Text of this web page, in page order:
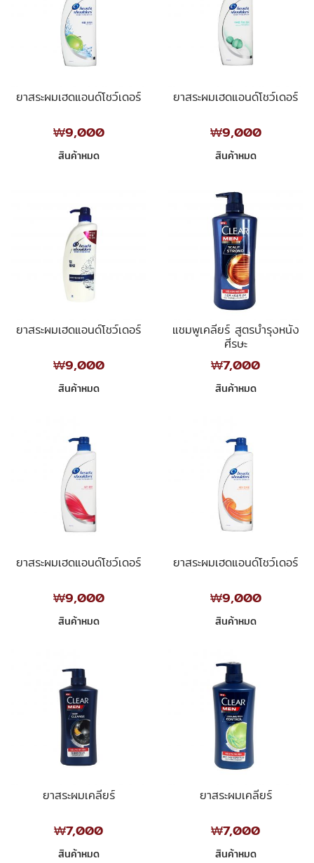
ยาสระผมเฮดแอนด์โชว์เดอร์
₩9,000
สินค้าหมด
ยาสระผมเฮดแอนด์โชว์เดอร์
₩9,000
สินค้าหมด
ยาสระผมเฮดแอนด์โชว์เดอร์
₩9,000
สินค้าหมด
แชมพูเคลียร์ สูตรบำรุงหนัง
ศีรษะ
₩7,000
สินค้าหมด
ยาสระผมเฮดแอนด์โชว์เดอร์
₩9,000
สินค้าหมด
ยาสระผมเฮดแอนด์โชว์เดอร์
₩9,000
สินค้าหมด
ยาสระผมเคลียร์
₩7,000
สินค้าหมด
ยาสระผมเคลียร์
₩7,000
สินค้าหมด